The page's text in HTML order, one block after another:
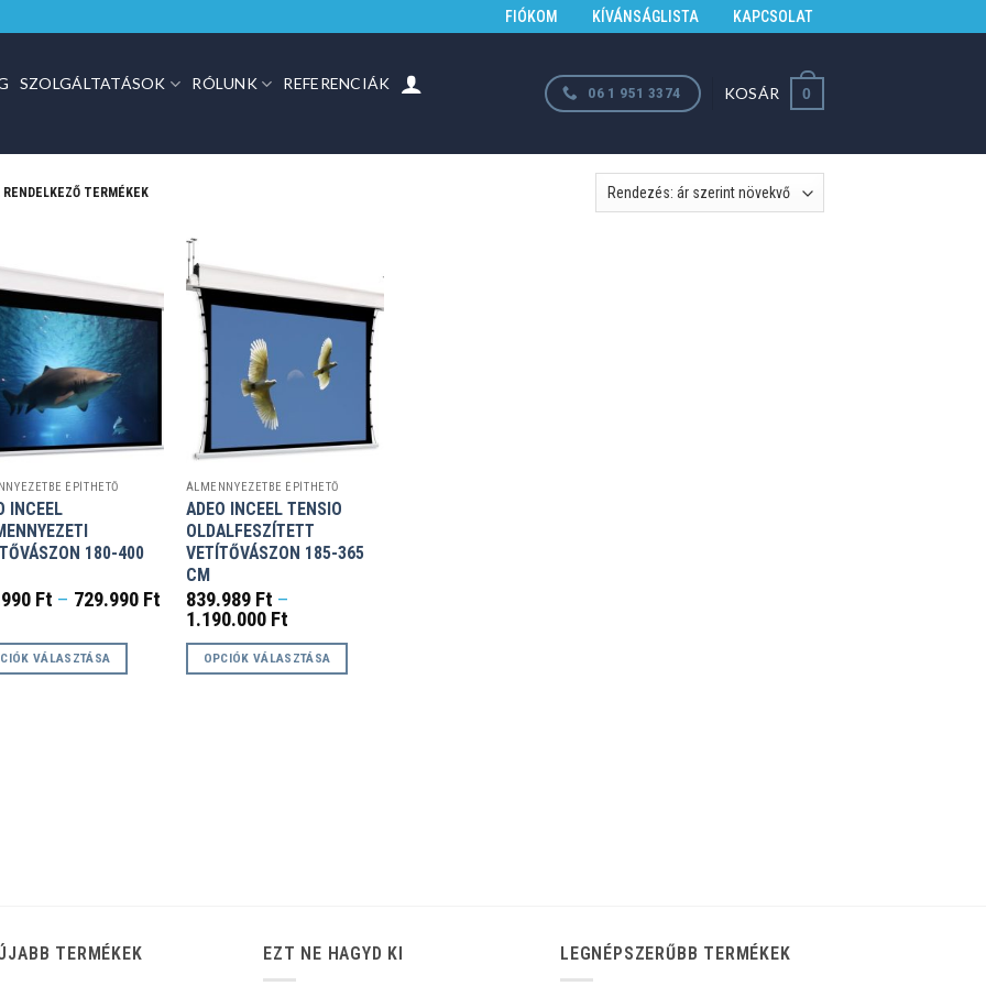
FIÓKOM KÍVÁNSÁGLISTA KAPCSOLAT
SZOLGÁLTATÁSOK RÓLUNK REFERENCIÁK 06 1 951 3374 KOSÁR 0
TERMÉKEK
ÉPÍTHETŐ
INCEEL
180-400
Ft – 729.990 FtÁrtartomány:
499.990 Ft
729.990 Ft
VÁLASZTÁSA
ÁLMENNYEZETBE ÉPÍTHETŐ
ADEO INCEEL TENSIO
OLDALFESZÍTETT
VETÍTŐVÁSZON 185-365
CM
839.989 Ft –
1.190.000 FtÁrtartomány:
839.989 Ft
-
1.190.000 Ft
OPCIÓK VÁLASZTÁSA
TERMÉKEK EZT NE HAGYD KI LEGNÉPSZERŰBB TERMÉKEK